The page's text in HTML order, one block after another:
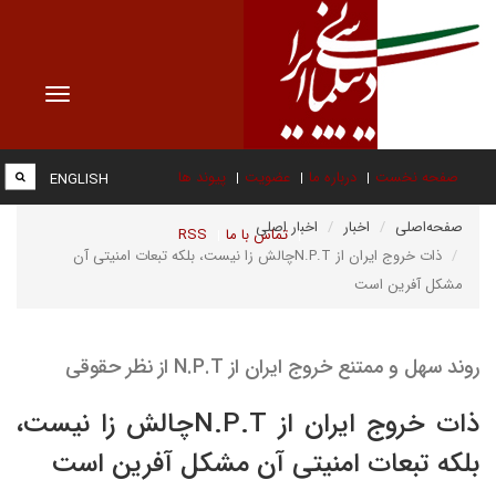
Toggle
صفحه نخست درباره ما عضویت پیوند ها
تماس با ما RSS
ENGLISH
صفحه‌اصلی اخبار
اخبار اصلی
ذات خروج ایران از N.P.Tچالش زا نیست، بلکه تبعات امنیتی آن
مشکل آفرین است
روند سهل و ممتنع خروج ایران از N.P.T از نظر حقوقی
ذات خروج ایران از N.P.Tچالش زا نیست،
بلکه تبعات امنیتی آن مشکل آفرین است